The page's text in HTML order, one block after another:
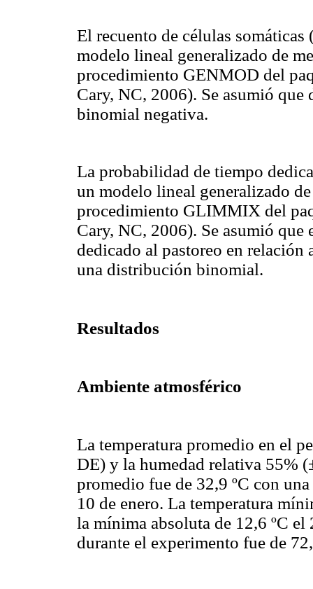
El recuento de células
modelo lineal generalizado de
procedimiento GENMOD del
Cary, NC, 2006). Se asumió
binomial negativa.
La probabilidad de tiempo
un modelo lineal generalizado
procedimiento GLIMMIX del
Cary, NC, 2006). Se asumió que
dedicado al pastoreo en
una distribución binomial.
Resultados
Ambiente atmosférico
La temperatura promedio en el
DE) y la humedad relativa 55%
promedio fue de 32,9 ºC con
10 de enero. La temperatura
la mínima absoluta de 12,6 ºC el
durante el experimento fue de